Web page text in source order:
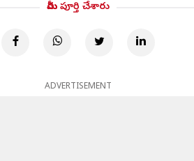
మీరు పూర్తి చేశారు
ADVERTISEMENT